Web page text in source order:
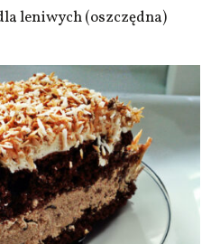
leniwych (oszczędna)